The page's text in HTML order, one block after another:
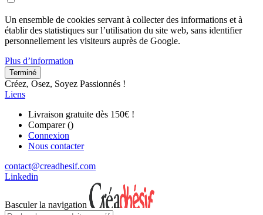
Un ensemble de cookies servant à collecter des informations et à
établir des statistiques sur l’utilisation du site web, sans identifier
personnellement les visiteurs auprès de Google.
Plus d’information
Terminé
Créez, Osez, Soyez Passionnés !
Liens
Livraison gratuite dès 150€ !
Comparer ()
Connexion
Nous contacter
contact@creadhesif.com
Linkedin
Basculer la navigation